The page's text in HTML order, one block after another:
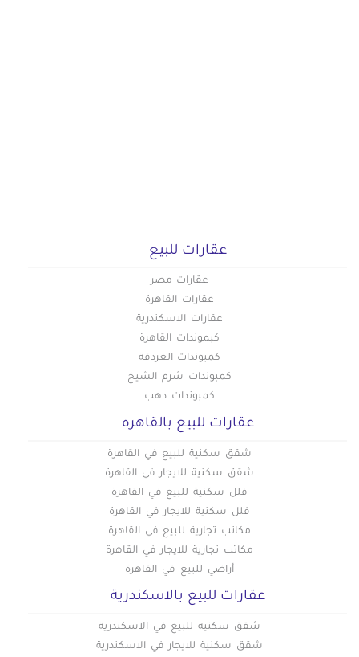
عقارات للبيع
عقارات مصر
عقارات القاهرة
عقارات الاسكندرية
كبموندات القاهرة
كمبوندات الغردقة
كمبوندات شرم الشيخ
كمبوندات دهب
عقارات للبيع بالقاهره
شقق سكنية للبيع في القاهرة
شقق سكنية للايجار في القاهرة
فلل سكنية للبيع في القاهرة
فلل سكنية للايجار في القاهرة
مكاتب تجارية للبيع في القاهرة
مكاتب تجارية للايجار في القاهرة
أراضي للبيع في القاهرة
عقارات للبيع بالاسكندرية
شقق سكنيه للبيع في الاسكندرية
شقق سكنية للايجار في الاسكندرية